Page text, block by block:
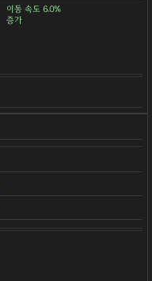
이동 속도 6.0%
증가